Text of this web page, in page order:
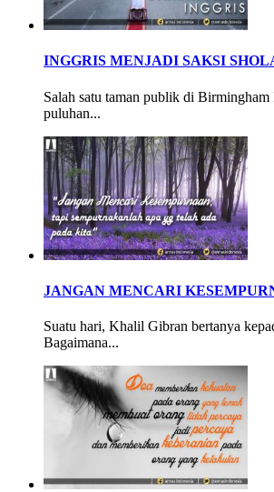
INGGRIS MENJADI SAKSI
Salah satu taman publik di
puluhan...
JANGAN MENCARI
Suatu hari, Khalil Gibran bertanya
Bagaimana...